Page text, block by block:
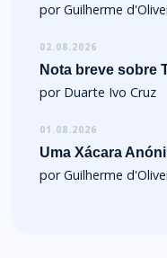
por Guilherme
02.08.2026
Nota breve sobre
por Duarte Ivo Cruz
01.08.2026
Uma Xácara
por Guilherme